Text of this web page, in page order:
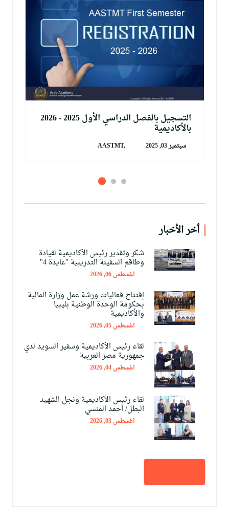
التسجيل بالفصل الدراسي الأول 2025 - 2026
بالأكاديمية
سبتمبر 03, 2025 AASTMT,
أخر الأخبار
شكر وتقدير رئيس الأكاديمية لقيادة
وطاقم السفينة التدريبية "عايدة 4"
اغسطس 06, 2026
إفتتاح فعاليات ورشة عمل وزارة المالية
بحكومة الوحدة الوطنية بليبيا
والأكاديمية
اغسطس 05, 2026
لقاء رئيس الأكاديمية وسفير السويد لدي
جمهورية مصر العربية
اغسطس 04, 2026
لقاء رئيس الأكاديمية ونجل الشهيد
البطل/ أحمد المنسي
اغسطس 03, 2026